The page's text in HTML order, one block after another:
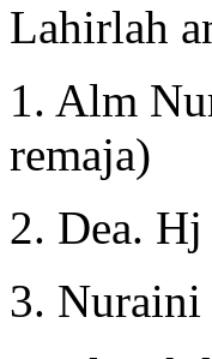
Lahirlah
1. Alm
remaja)
2. Dea. Hj
3.